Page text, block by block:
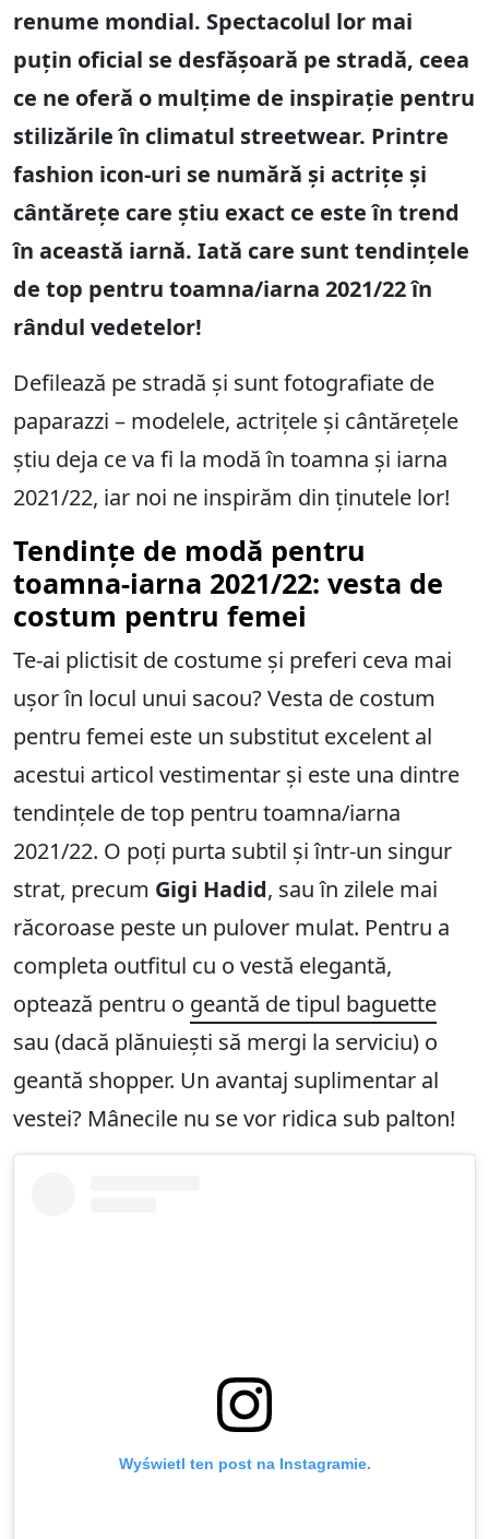
renume mondial. Spectacolul lor mai
puțin oficial se desfășoară pe stradă, ceea
ce ne oferă o mulțime de inspirație pentru
stilizările în climatul streetwear. Printre
fashion icon-uri se numără și actrițe și
cântărețe care știu exact ce este în trend
în această iarnă. Iată care sunt tendințele
de top pentru toamna/iarna 2021/22 în
rândul vedetelor!
Defilează pe stradă și sunt fotografiate de
paparazzi – modelele, actrițele și cântărețele
știu deja ce va fi la modă în toamna și iarna
2021/22, iar noi ne inspirăm din ținutele lor!
Tendințe de modă pentru
toamna-iarna 2021/22: vesta de
costum pentru femei
Te-ai plictisit de costume și preferi ceva mai
ușor în locul unui sacou? Vesta de costum
pentru femei este un substitut excelent al
acestui articol vestimentar și este una dintre
tendințele de top pentru toamna/iarna
2021/22. O poți purta subtil și într-un singur
strat, precum Gigi Hadid, sau în zilele mai
răcoroase peste un pulover mulat. Pentru a
completa outfitul cu o vestă elegantă,
optează pentru o geantă de tipul baguette
sau (dacă plănuiești să mergi la serviciu) o
geantă shopper. Un avantaj suplimentar al
vestei? Mânecile nu se vor ridica sub palton!
Wyświetl ten post na Instagramie.